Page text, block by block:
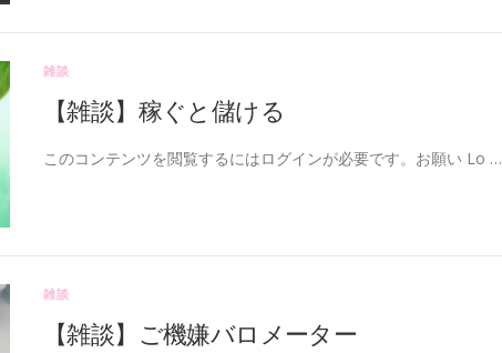
雑談
【雑談】稼ぐと儲ける
このコンテンツを閲覧するにはログインが必要です。お願い Lo …
雑談
【雑談】ご機嫌バロメーター